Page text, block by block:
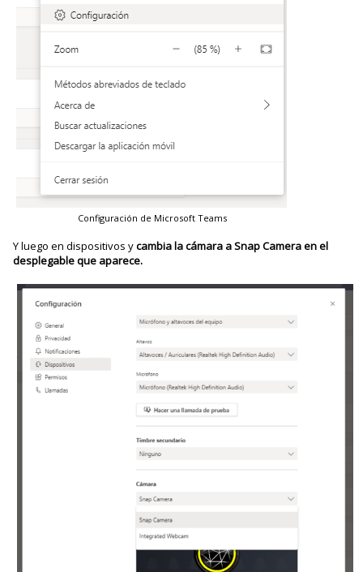
Configuración de Microsoft Teams
Y luego en dispositivos ycambia la cámara a Snap Camera en el
desplegable que aparece.